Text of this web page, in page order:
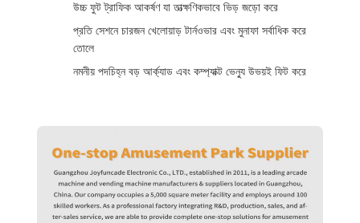
উচ্চ ফুট ট্রাফিক আকর্ষণ যা তাত্ক্ষণিকভাবে ভিড় জড়ো করে
প্রতি সেশনে চারজন খেলোয়াড় টার্নওভার এবং মুনাফা সর্বাধিক করে
তোলে
নমনীয় পদচিহ্ন বড় আর্ক্যাড এবং কম্প্যাক্ট ভেন্যু উভয়ই ফিট করে